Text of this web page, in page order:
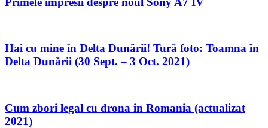
Hai cu mine în Delta Dunării! Tură foto: Toamna în
Delta Dunării (30 Sept. – 3 Oct. 2021)
Cum zbori legal cu drona in Romania (actualizat
2021)